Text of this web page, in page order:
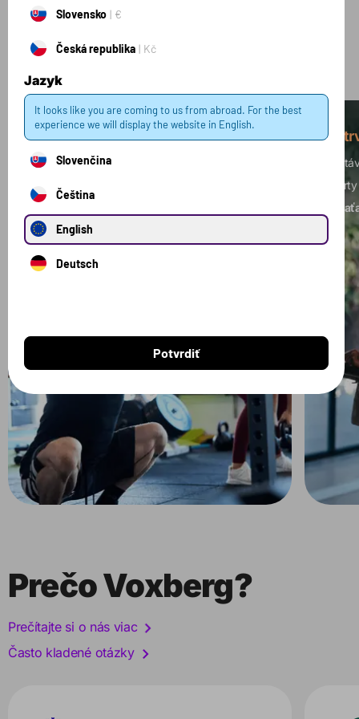
Kolekcie
Silový tréning
Budujete svalovú hmotu? Je vaším cieľom
zvýšenie sily?
Prečo Voxberg?
Prečítajte si o nás viac
Často kladené otázky
Slovensko €
Česká republika Kč
Jazyk
It looks like you are coming to us from abroad. For the best
experience we will display the website in English.
Slovenčina
Čeština
English
Deutsch
Potvrdiť